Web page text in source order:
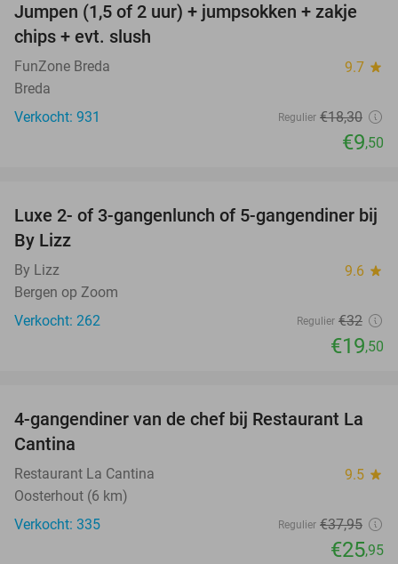
48%
Jumpen (1,5 of 2 uur) + jumpsokken + zakje
chips + evt. slush
FunZone Breda 9.7 star
Breda
Verkocht: 931
Regulier €18,30
€9,50
39%
Luxe 2- of 3-gangenlunch of 5-gangendiner bij
By Lizz
By Lizz 9.6 star
Bergen op Zoom
Verkocht: 262
Regulier €32
€19,50
32%
4-gangendiner van de chef bij Restaurant La
Cantina
Restaurant La Cantina 9.5 star
Oosterhout (6 km)
Verkocht: 335
Regulier €37,95
€25,95